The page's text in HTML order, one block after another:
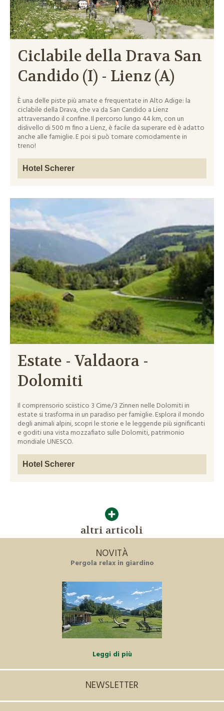
Ciclabile della Drava San
Candido (I) - Lienz (A)
È una delle piste più amate e frequentate in Alto Adige: la
ciclabile della Drava, che va da San Candido a Lienz
attraversando il confine. Il percorso lungo 44 km, con un
dislivello di 500 m fino a Lienz, è facile da superare ed è adatto
anche alle famiglie. E poi si può tornare comodamente in
treno!
Hotel Scherer
Estate - Valdaora -
Dolomiti
Il comprensorio sciistico 3 Cime/3 Zinnen nelle Dolomiti in
estate si trasforma in un paradiso per famiglie. Esplora il mondo
degli animali alpini, scopri le storie e le leggende più significanti
e goditi una vista mozzafiato sulle Dolomiti, patrimonio
mondiale UNESCO.
Hotel Scherer
altri articoli
NOVITÀ
Pergola relax in giardino
Leggi di più
NEWSLETTER